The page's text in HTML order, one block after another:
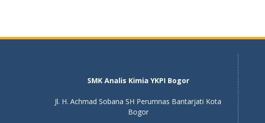
SMK Analis Kimia YKPI Bogor
Jl. H. Achmad Sobana SH Perumnas Bantarjati Kota
Bogor